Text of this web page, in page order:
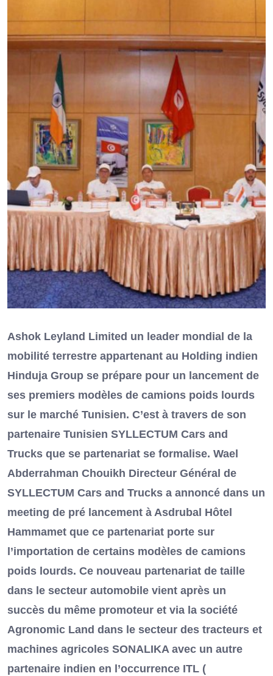
Ashok Leyland Limited un leader mondial de la
mobilité terrestre appartenant au Holding indien
Hinduja Group se prépare pour un lancement de
ses premiers modèles de camions poids lourds
sur le marché Tunisien. C’est à travers de son
partenaire Tunisien SYLLECTUM Cars and
Trucks que se partenariat se formalise. Wael
Abderrahman Chouikh Directeur Général de
SYLLECTUM Cars and Trucks a annoncé dans un
meeting de pré lancement à Asdrubal Hôtel
Hammamet que ce partenariat porte sur
l’importation de certains modèles de camions
poids lourds. Ce nouveau partenariat de taille
dans le secteur automobile vient après un
succès du même promoteur et via la société
Agronomic Land dans le secteur des tracteurs et
machines agricoles SONALIKA avec un autre
partenaire indien en l’occurrence ITL (